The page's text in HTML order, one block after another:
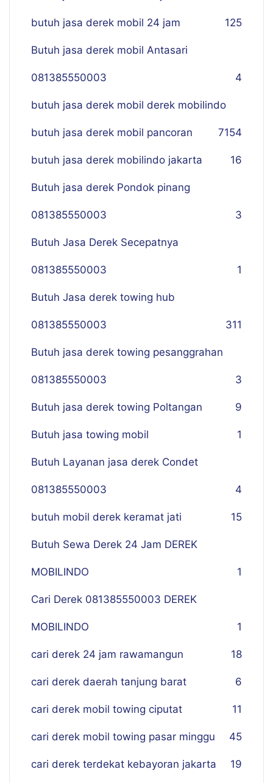
butuh jasa derek mobil 24 jam 125
Butuh jasa derek mobil Antasari
081385550003 4
butuh jasa derek mobil derek mobilindo
154
butuh jasa derek mobil pancoran 7
butuh jasa derek mobilindo jakarta 16
Butuh jasa derek Pondok pinang
081385550003 3
Butuh Jasa Derek Secepatnya
081385550003 1
Butuh Jasa derek towing hub
081385550003 311
Butuh jasa derek towing pesanggrahan
081385550003 3
Butuh jasa derek towing Poltangan 9
Butuh jasa towing mobil 1
Butuh Layanan jasa derek Condet
081385550003 4
butuh mobil derek keramat jati 15
Butuh Sewa Derek 24 Jam DEREK
MOBILINDO 1
Cari Derek 081385550003 DEREK
MOBILINDO 1
cari derek 24 jam rawamangun 18
cari derek daerah tanjung barat 6
cari derek mobil towing ciputat 11
cari derek mobil towing pasar minggu 45
cari derek terdekat kebayoran jakarta 19